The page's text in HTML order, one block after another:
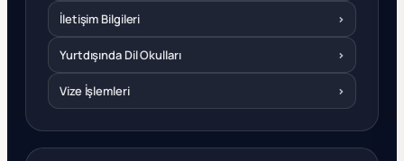
İletişim Bilgileri ›
Yurtdışında Dil Okulları ›
Vize İşlemleri ›